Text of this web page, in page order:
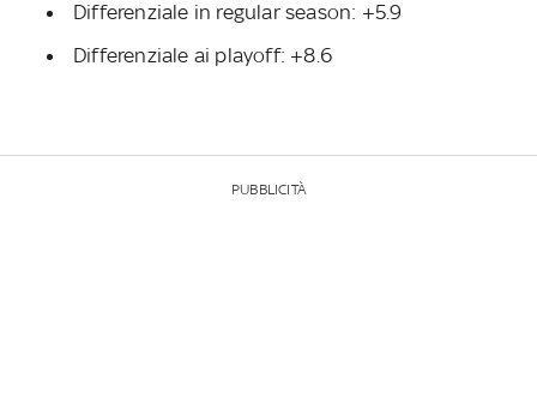
Differenziale in regular season: +5.9
Differenziale ai playoff: +8.6
PUBBLICITÀ